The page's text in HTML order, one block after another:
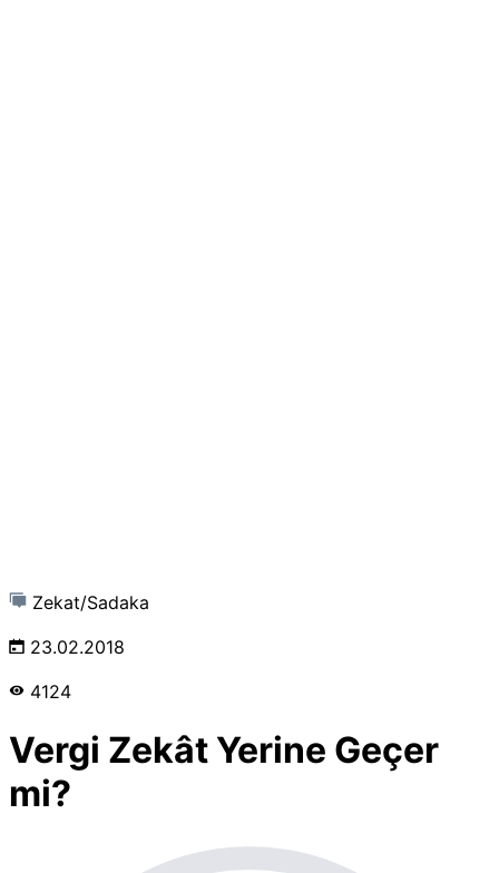
Zekat/Sadaka
23.02.2018
4124
Vergi Zekât Yerine Geçer
mi?